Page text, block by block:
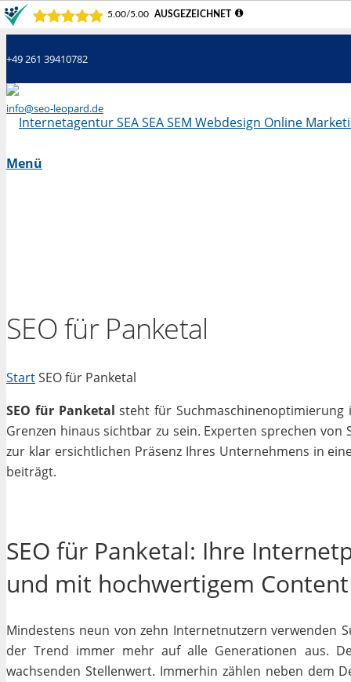
+49 261 39410782
info@seo-leopard.de
Menü
SEO für Panketal
StartSEO für Panketal
SEO für Panketal steht für
Grenzen hinaus sichtbar zu sein. Experten sprechen von
zur klar ersichtlichen Präsenz Ihres Unternehmens in
beiträgt.
SEO für Panketal: Ihre
und mit hochwertigem Content
Mindestens neun von zehn Internetnutzern verwenden
der Trend immer mehr auf alle Generationen aus.
wachsenden Stellenwert. Immerhin zählen neben dem